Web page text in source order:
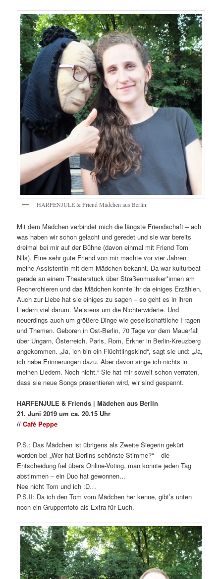
HARFENJULE & Friend Mädchen aus Berlin
Mit dem Mädchen verbindet mich die längste Friendschaft – ach
was haben wir schon gelacht und geredet und sie war bereits
dreimal bei mir auf der Bühne (davon einmal mit Friend Tom
Nils). Eine sehr gute Friend von mir machte vor vier Jahren
meine Assistentin mit dem Mädchen bekannt. Da war kulturbeat
gerade an einem Theaterstück über Straßenmusiker*innen am
Recherchieren und das Mädchen konnte ihr da einiges Erzählen.
Auch zur Liebe hat sie einiges zu sagen – so geht es in ihren
Liedern viel darum. Meistens um die Nichterwiderte. Und
neuerdings auch um größere Dinge wie gesellschaftliche Fragen
und Themen. Geboren in Ost-Berlin, 70 Tage vor dem Mauerfall
über Ungarn, Österreich, Paris, Rom, Erkner in Berlin-Kreuzberg
angekommen. „Ja, ich bin ein Flüchtlingskind“, sagt sie und: „Ja,
ich habe Erinnerungen dazu. Aber davon singe ich nichts in
meinen Liedern. Noch nicht.“ Sie hat mir soweit schon verraten,
dass sie neue Songs präsentieren wird, wir sind gespannt.
HARFENJULE & Friends | Mädchen aus Berlin
21. Juni 2019 um ca. 20.15 Uhr
//Café Peppe
P.S.: Das Mädchen ist übrigens als Zweite Siegerin gekürt
worden bei „Wer hat Berlins schönste Stimme?“ – die
Entscheidung fiel übers Online-Voting, man konnte jeden Tag
abstimmen – ein Duo hat gewonnen…
Nee nicht Tom und ich :D…
P.S.II: Da ich den Tom vom Mädchen her kenne, gibt’s unten
noch ein Gruppenfoto als Extra für Euch.